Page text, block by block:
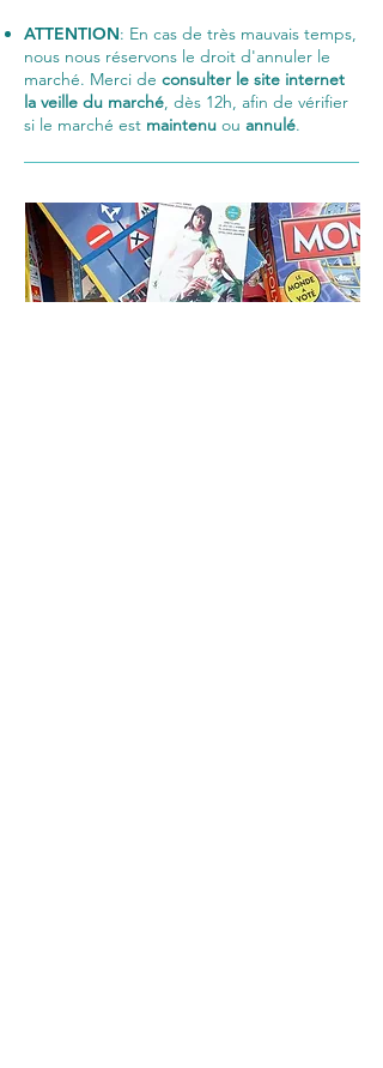
ATTENTION: En cas de très mauvais temps,
nous nous réservons le droit d'annuler le
marché. Merci de consulter le site internet
la veille du marché, dès 12h, afin de vérifier
si le marché est maintenu ou annulé.